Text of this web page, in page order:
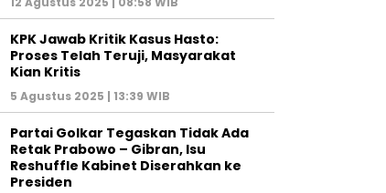
KPK Jawab Kritik Kasus Hasto:
Proses Telah Teruji, Masyarakat
Kian Kritis
5 Agustus 2025 | 13:39 WIB
Partai Golkar Tegaskan Tidak Ada
Retak Prabowo – Gibran, Isu
Reshuffle Kabinet Diserahkan ke
Presiden